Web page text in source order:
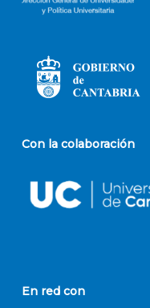
Con la colaboración
En red con